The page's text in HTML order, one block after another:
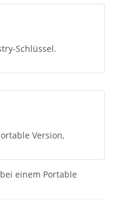
Schlüssel.
Version,
einem Portable